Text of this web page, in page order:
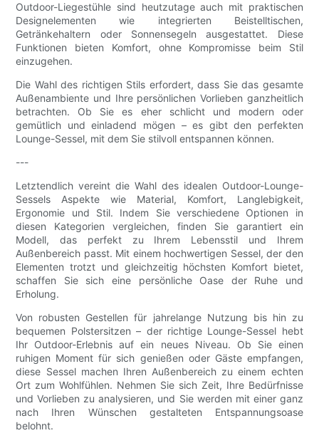
Outdoor-Liegestühle sind heutzutage auch mit praktischen
Designelementen wie integrierten Beistelltischen,
Getränkehaltern oder Sonnensegeln ausgestattet. Diese
Funktionen bieten Komfort, ohne Kompromisse beim Stil
einzugehen.
Die Wahl des richtigen Stils erfordert, dass Sie das gesamte
Außenambiente und Ihre persönlichen Vorlieben ganzheitlich
betrachten. Ob Sie es eher schlicht und modern oder
gemütlich und einladend mögen – es gibt den perfekten
Lounge-Sessel, mit dem Sie stilvoll entspannen können.
---
Letztendlich vereint die Wahl des idealen Outdoor-Lounge-
Sessels Aspekte wie Material, Komfort, Langlebigkeit,
Ergonomie und Stil. Indem Sie verschiedene Optionen in
diesen Kategorien vergleichen, finden Sie garantiert ein
Modell, das perfekt zu Ihrem Lebensstil und Ihrem
Außenbereich passt. Mit einem hochwertigen Sessel, der den
Elementen trotzt und gleichzeitig höchsten Komfort bietet,
schaffen Sie sich eine persönliche Oase der Ruhe und
Erholung.
Von robusten Gestellen für jahrelange Nutzung bis hin zu
bequemen Polstersitzen – der richtige Lounge-Sessel hebt
Ihr Outdoor-Erlebnis auf ein neues Niveau. Ob Sie einen
ruhigen Moment für sich genießen oder Gäste empfangen,
diese Sessel machen Ihren Außenbereich zu einem echten
Ort zum Wohlfühlen. Nehmen Sie sich Zeit, Ihre Bedürfnisse
und Vorlieben zu analysieren, und Sie werden mit einer ganz
nach Ihren Wünschen gestalteten Entspannungsoase
belohnt.